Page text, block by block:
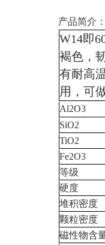
产品简介
W14即
褐色，
有耐高
用，可
Al2O3
SiO2
TiO2
Fe2O3
等级
硬度
堆积密度
颗粒密度
磁性物含